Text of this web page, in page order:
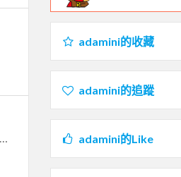
adamini的收藏
adamini的追蹤
adamini的Like